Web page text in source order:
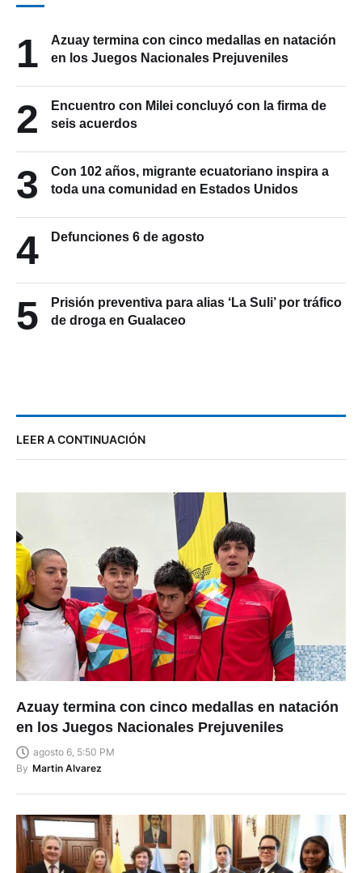
1
Azuay termina con cinco medallas en natación
en los Juegos Nacionales Prejuveniles
2
Encuentro con Milei concluyó con la firma de
seis acuerdos
3
Con 102 años, migrante ecuatoriano inspira a
toda una comunidad en Estados Unidos
4 Defunciones 6 de agosto
5
Prisión preventiva para alias ‘La Suli’ por tráfico
de droga en Gualaceo
LEER A CONTINUACIÓN
Azuay termina con cinco medallas en natación
en los Juegos Nacionales Prejuveniles
agosto 6, 5:50 PM
By Martin Alvarez